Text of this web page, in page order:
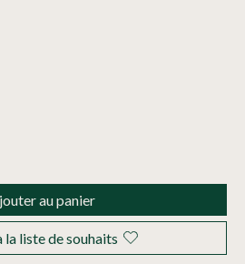
au panier
la liste de souhaits